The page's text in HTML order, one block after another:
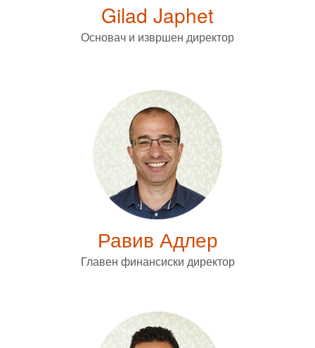
Gilad Japhet
Основач и извршен директор
Равив Адлер
Главен финансиски директор